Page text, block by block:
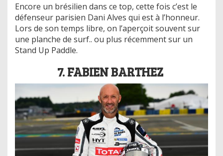
Encore un brésilien dans ce top, cette fois c’est le
défenseur parisien Dani Alves qui est à l’honneur.
Lors de son temps libre, on l’aperçoit souvent sur
une planche de surf.. ou plus récemment sur un
Stand Up Paddle.
7. FABIEN BARTHEZ